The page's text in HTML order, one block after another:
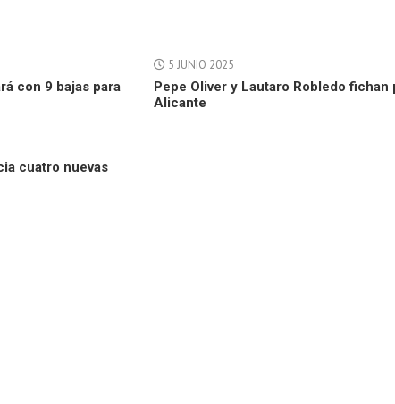
con 9 bajas para
5 JUNIO 2025
Pepe Oliver y Lautaro Robledo fichan
Alicante
cuatro nuevas